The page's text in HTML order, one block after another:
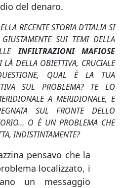
del denaro.
RECENTE STORIA D’ITALIA SI
SUI TEMI DELLA
INFILTRAZIONI MAFIOSE
DELLA OBIETTIVA, CRUCIALE
QUAL È LA TUA
SUL PROBLEMA? TE LO
A MERIDIONALE, E
SUL FRONTE DELLO
O È UN PROBLEMA CHE
INDISTINTAMENTE?
pensavo che la
localizzato, i
un messaggio